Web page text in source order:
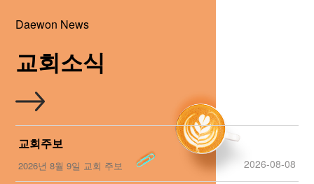
Daewon News
교회소식
교회주보
2026년 8월 9일 교회 주보 2026-08-08